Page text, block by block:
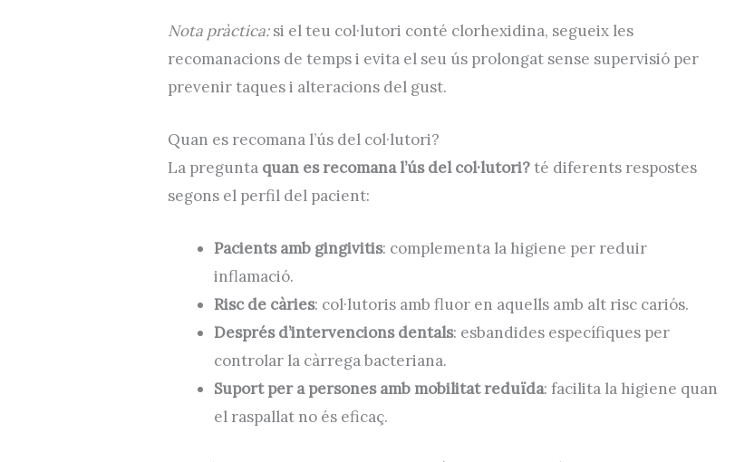
Nota pràctica:si el teu col·lutori conté clorhexidina, segueix les
recomanacions de temps i evita el seu ús prolongat sense supervisió per
prevenir taques i alteracions del gust.
Quan es recomana l’ús del col·lutori?
La pregunta quan es recomana l’ús del col·lutori?té diferents respostes
segons el perfil del pacient:
Pacients amb gingivitis: complementa la higiene per reduir
inflamació.
Risc de càries: col·lutoris amb fluor en aquells amb alt risc cariós.
Després d’intervencions dentals: esbandides específiques per
controlar la càrrega bacteriana.
Suport per a persones amb mobilitat reduïda: facilita la higiene quan
el raspallat no és eficaç.